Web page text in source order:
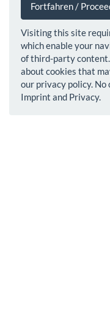
Fortfahren /
Visiting this site
which enable your
of third-party
about cookies that
our privacy policy. No
Imprint and Privacy.